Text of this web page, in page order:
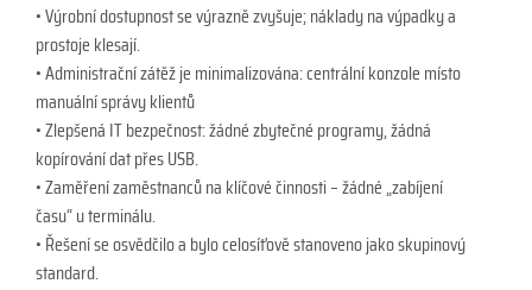
• Výrobní dostupnost se výrazně zvyšuje; náklady na výpadky a
prostoje klesají.
• Administrační zátěž je minimalizována: centrální konzole místo
manuální správy klientů
• Zlepšená IT bezpečnost: žádné zbytečné programy, žádná
kopírování dat přes USB.
• Zaměření zaměstnanců na klíčové činnosti – žádné „zabíjení
času“ u terminálu.
• Řešení se osvědčilo a bylo celosíťově stanoveno jako skupinový
standard.